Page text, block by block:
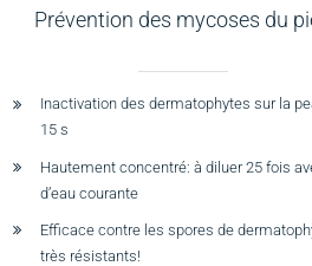
Prévention des mycoses du
Inactivation des dermatophytes sur la
15 s
Hautement concentré: à diluer 25 fois
d’eau courante
Efficace contre les spores de
très résistants!